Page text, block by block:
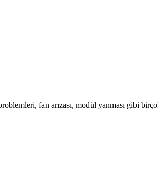
fan arızası, modül yanması gibi